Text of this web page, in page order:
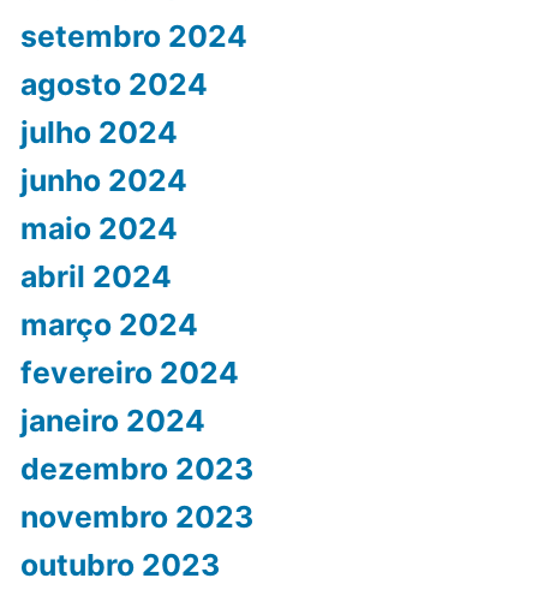
setembro 2024
agosto 2024
julho 2024
junho 2024
maio 2024
abril 2024
março 2024
fevereiro 2024
janeiro 2024
dezembro 2023
novembro 2023
outubro 2023